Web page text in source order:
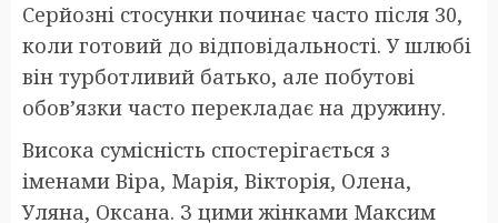
Серйозні стосунки починає часто після 30,
коли готовий до відповідальності. У шлюбі
він турботливий батько, але побутові
обов’язки часто перекладає на дружину.
Висока сумісність спостерігається з
іменами Віра, Марія, Вікторія, Олена,
Уляна, Оксана. З цими жінками Максим